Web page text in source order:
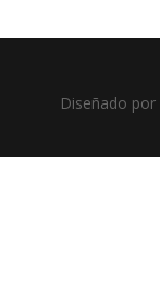
Diseñado por